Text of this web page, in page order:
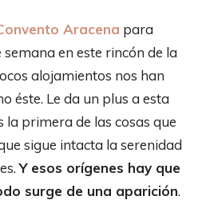
Aracena para
en este rincón de la
alojamientos nos han
éste. Le da un plus a esta
la primera de las cosas que
sigue intacta la serenidad
Y esos orígenes hay que
surge de una aparición.